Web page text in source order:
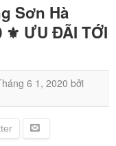
Sơn Hà
⚜️ ƯU ĐÃI TỚI
6 1, 2020 bởi